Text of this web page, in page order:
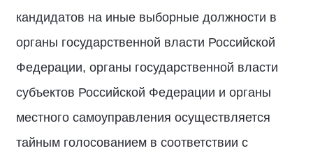
кандидатов на иные выборные должности в
органы государственной власти Российской
Федерации, органы государственной власти
субъектов Российской Федерации и органы
местного самоуправления осуществляется
тайным голосованием в соответствии с